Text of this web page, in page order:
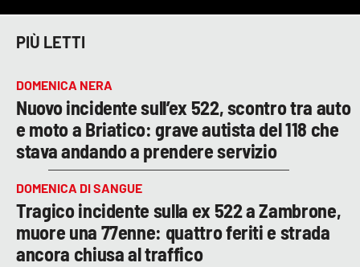
PIÙ LETTI
DOMENICA NERA
Nuovo incidente sull’ex 522, scontro tra auto
e moto a Briatico: grave autista del 118 che
stava andando a prendere servizio
DOMENICA DI SANGUE
Tragico incidente sulla ex 522 a Zambrone,
muore una 77enne: quattro feriti e strada
ancora chiusa al traffico